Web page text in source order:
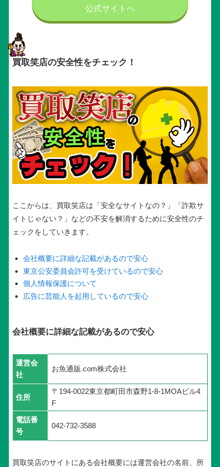
公式サイトへ
買取笑店の安全性をチェック！
ここからは、買取笑店は「安全なサイトなの？」「詐欺サ
イトじゃない？」などの不安を解消するために安全性のチ
ェックをしていきます。
会社概要に詳細な記載があるので安心
東京公安委員会許可を受けているので安心
個人情報保護について
広告に芸能人を起用しているので安心
会社概要に詳細な記載があるので安心
運営会
社
お魚通販.com株式会社
住所
〒194-0022東京都町田市森野1-8-1MOAビル4
F
電話番
号
042-732-3588
買取笑店のサイトにある会社概要には運営会社の名前、所